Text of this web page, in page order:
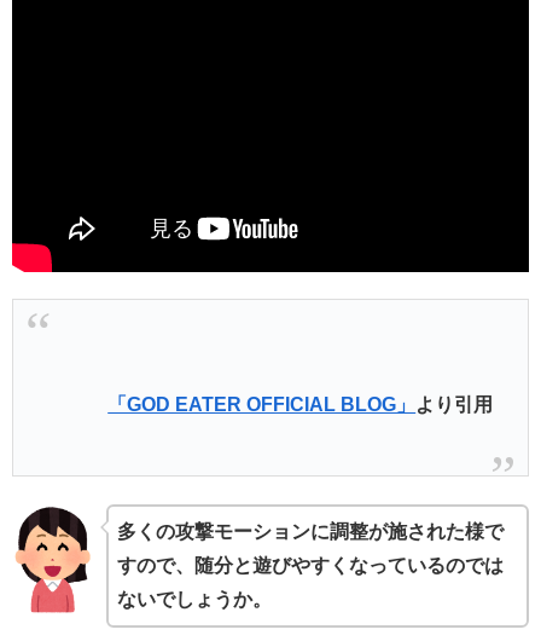
「GOD EATER OFFICIAL BLOG」 より引用
多くの攻撃モーションに調整が施された様で
すので、随分と遊びやすくなっているのでは
ないでしょうか。